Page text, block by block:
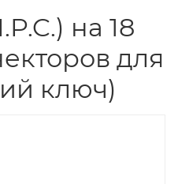
на 18
для
ключ)